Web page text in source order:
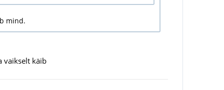
mind.
vaikselt käib